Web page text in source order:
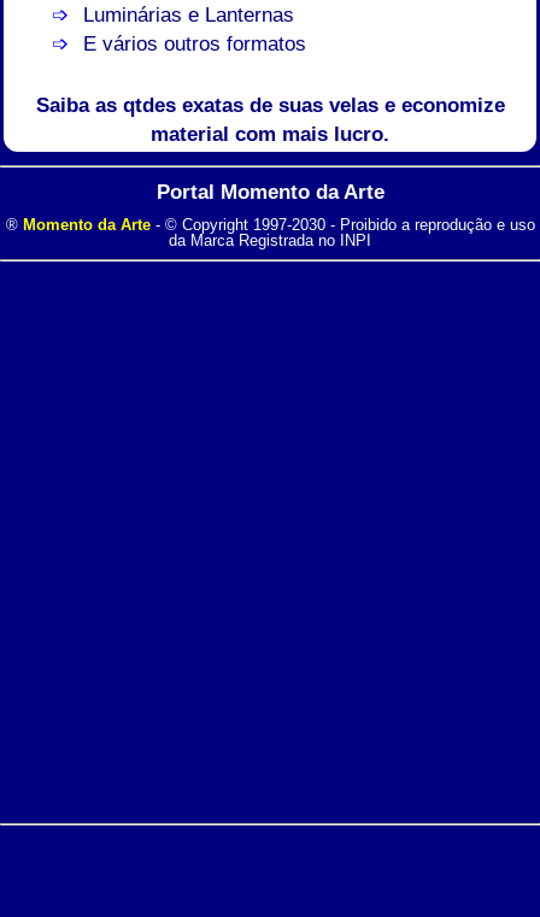
Luminárias e Lanternas
E vários outros formatos
Saiba as qtdes exatas de suas velas e economize
material com mais lucro.
Portal Momento da Arte
® Momento da Arte- © Copyright 1997-2030 - Proibido a reprodução e uso
da Marca Registrada no INPI